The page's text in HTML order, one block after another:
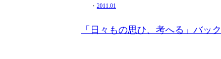
・ 2011.01
「日々もの思ひ、考へる」バッ